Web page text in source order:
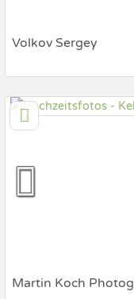
Volkov Sergey
70173 Stuttgart,
Hochzeits
Fotobox mit Zubehör
Martin Koch